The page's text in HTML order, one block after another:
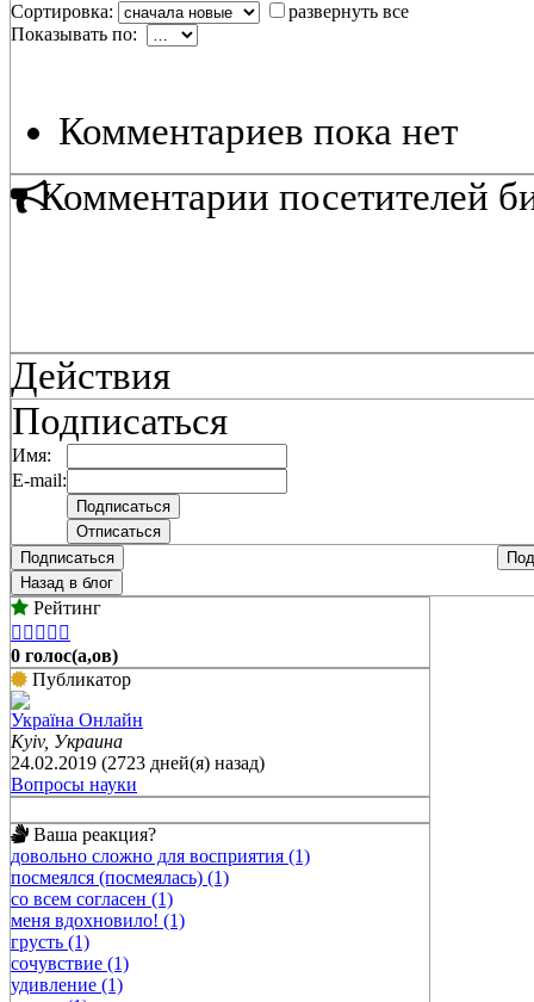
Сортировка:
развернуть все
Показывать по:
Комментариев пока нет
Комментарии посетителей
Действия
Подписаться
Имя:
E-mail:
Подписаться
Назад в блог
Рейтинг
    
0 голос(а,ов)
Публикатор
Україна Онлайн
Kyiv, Украина
24.02.2019 (2723 дней(я) назад)
Вопросы науки
Ваша реакция?
довольно сложно для восприятия (1)
посмеялся (посмеялась) (1)
со всем согласен (1)
меня вдохновило! (1)
грусть (1)
сочувствие (1)
удивление (1)